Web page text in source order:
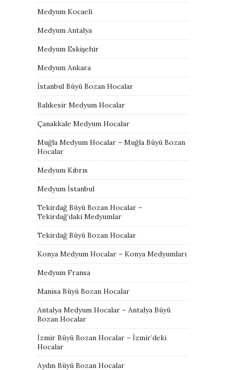
Medyum Kocaeli
Medyum Antalya
Medyum Eskişehir
Medyum Ankara
İstanbul Büyü Bozan Hocalar
Balıkesir Medyum Hocalar
Çanakkale Medyum Hocalar
Muğla Medyum Hocalar – Muğla Büyü Bozan
Hocalar
Medyum Kıbrıs
Medyum İstanbul
Tekirdağ Büyü Bozan Hocalar –
Tekirdağ’daki Medyumlar
Tekirdağ Büyü Bozan Hocalar
Konya Medyum Hocalar – Konya Medyumları
Medyum Fransa
Manisa Büyü Bozan Hocalar
Antalya Medyum Hocalar – Antalya Büyü
Bozan Hocalar
İzmir Büyü Bozan Hocalar – İzmir’deki
Hocalar
Aydın Büyü Bozan Hocalar